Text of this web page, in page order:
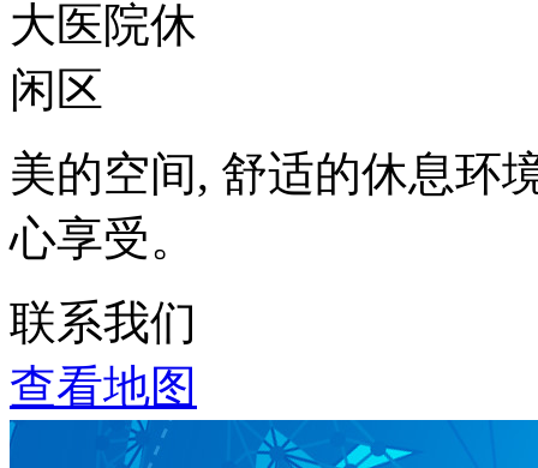
美的空间, 舒适的休息环
心享受。
联系我们
查看地图